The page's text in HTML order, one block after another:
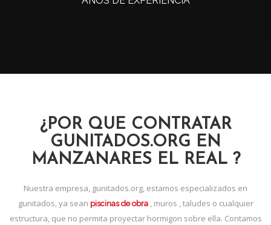
¿POR QUE CONTRATAR
GUNITADOS.ORG EN
MANZANARES EL REAL ?
Nuestra empresa, gunitados.org, estamos especializados en
gunitados, ya sean piscinas de obra, muros , taludes o cualquier
estructura, que no permita proyectar hormigon sobre ella. Contamos